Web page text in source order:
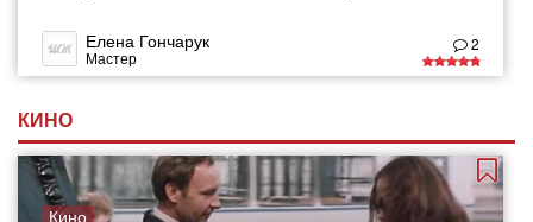
Елена Гончарук
Мастер
2
КИНО
Кино